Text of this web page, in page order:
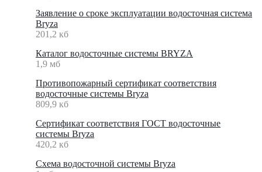
Заявление о сроке эксплуатации водосточная система
Bryza
201,2 кб
Каталог водосточные системы BRYZA
1,9 мб
Противопожарный сертификат соответствия
водосточные системы Bryza
809,9 кб
Сертификат соответствия ГОСТ водосточные
системы Bryza
420,2 кб
Схема водосточной системы Bryza